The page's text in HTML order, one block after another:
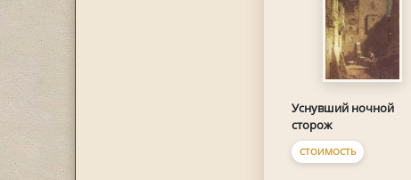
Уснувший ночной
сторож
СТОИМОСТЬ